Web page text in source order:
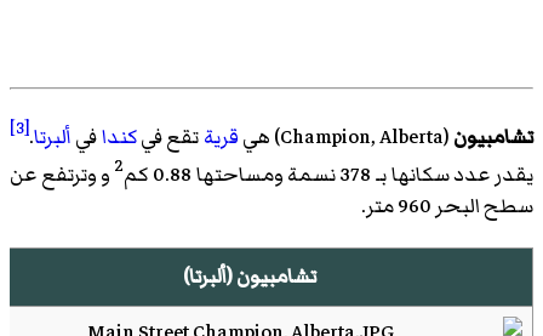
تشامبيون(
Champion, Alberta)‏ هيقريةتقع فيكندافيألبرتا.
[3]
يقدر عدد سكانها بـ 378 نسمة ومساحتها 0.88 كم 2و وترتفع عن
سطح البحر 960 متر.
تشامبيون (ألبرتا)